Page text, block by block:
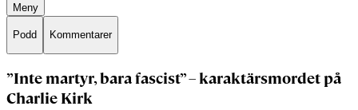
Meny
Podd Kommentarer
”Inte martyr, bara fascist” – karaktärsmordet på
Charlie Kirk